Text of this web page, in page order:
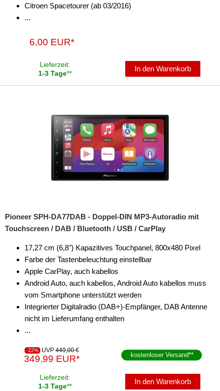
Citroen Spacetourer (ab 03/2016)
...
6,00 EUR*
Lieferzeit:
1-3 Tage**
In den Warenkorb
Pioneer SPH-DA77DAB - Doppel-DIN MP3-Autoradio mit
Touchscreen / DAB / Bluetooth / USB / CarPlay
17,27 cm (6,8") Kapazitives Touchpanel, 800x480 Pixel
Farbe der Tastenbeleuchtung einstellbar
Apple CarPlay, auch kabellos
Android Auto, auch kabellos, Android Auto kabellos muss
vom Smartphone unterstützt werden
Integrierter Digitalradio (DAB+)-Empfänger, DAB Antenne
nicht im Lieferumfang enthalten
...
-22% UVP 449,00 €
349,99 EUR* kostenloser Versand**
Lieferzeit:
1-3 Tage**
In den Warenkorb